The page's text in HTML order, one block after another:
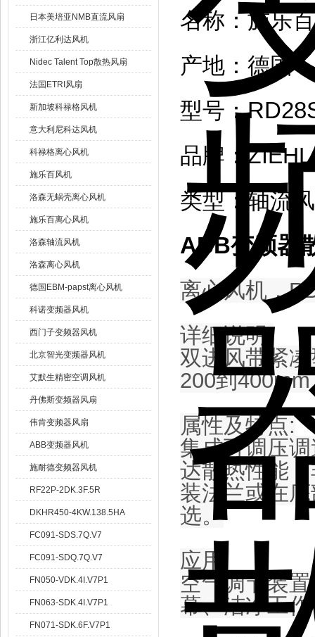
日本美培亚NMB直流风扇
浙江亿利达风机
Nidec Talent Top散热风扇
法国ETRI风扇
新加坡科禄格风机
意大利尼科达风机
科禄格离心风机
施乐百风机
洛森无蜗壳离心风机
施乐百离心风机
洛森轴流风机
洛森离心风机
德国EBM-papst离心风机
科诺变频器风机
西门子变频器风机
北京智光变频器风机
艾默生精密空调风机
丹佛斯变频器风扇
伟肯变频器风扇
ABB变频器风机
施耐德变频器风机
RF22P-2DK.3F.5R
DKHR450-4KW.138.5HA
FC091-SDS.7Q.V7
FC091-SDQ.7Q.V7
FN050-VDK.4I.V7P1
FN063-SDK.4I.V7P1
FN071-SDK.6F.V7P1
名称：施乐
产地：德国
型号：
品牌：
类型：轴流
ABB变频器
离心风机，
详细说明:
双进风带紧
200到400mm
属性及特点:
集成可调压
达散热性能
装法兰或在
选。
应用 :
空气调节装
幕、洁净工